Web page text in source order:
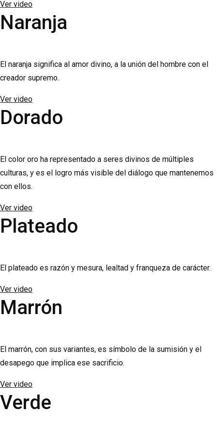
Ver video
Naranja
El naranja significa al amor divino, a la unión del hombre con el
creador supremo.
Ver video
Dorado
El color oro ha representado a seres divinos de múltiples
culturas, y es el logro más visible del diálogo que mantenemos
con ellos.
Ver video
Plateado
El plateado es razón y mesura, lealtad y franqueza de carácter.
Ver video
Marrón
El marrón, con sus variantes, es símbolo de la sumisión y el
desapego que implica ese sacrificio.
Ver video
Verde